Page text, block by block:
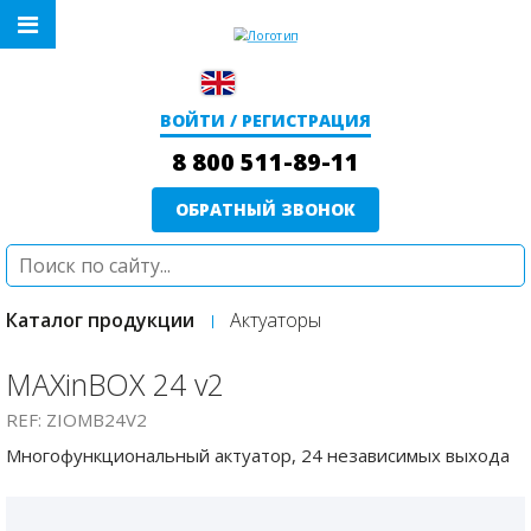
ВОЙТИ / РЕГИСТРАЦИЯ
8 800 511-89-11
ОБРАТНЫЙ ЗВОНОК
Каталог продукции Актуаторы
MAXinBOX 24 v2
REF: ZIOMB24V2
Многофункциональный актуатор, 24 независимых выхода